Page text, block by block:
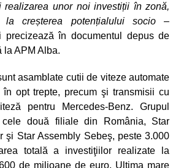
realizarea unor noi investiții în zonă,
creșterea potențialului socio –
precizează în documentul depus de
la APM Alba.
asamblate cutii de viteze automate
opt trepte, precum şi transmisii cu
pentru Mercedes-Benz. Grupul
două filiale din România, Star
şi Star Assembly Sebeş, peste 3.000
totală a investiţiilor realizate la
de milioane de euro. Ultima mare